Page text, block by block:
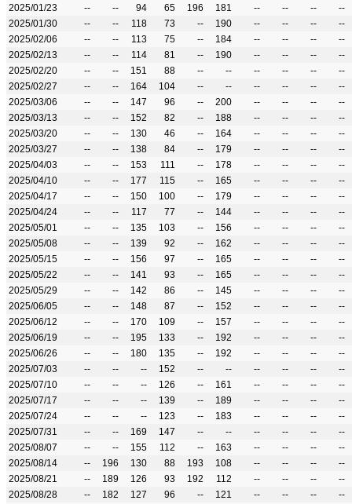
2025/01/23
-- -- 94 65 196 181 -- -- --
--
2025/01/30
-- -- 118 73 -- 190 -- -- --
--
2025/02/06
-- -- 113 75 -- 184 -- -- --
--
2025/02/13
-- -- 114 81 -- 190 -- -- --
--
2025/02/20
-- -- 151 88 -- -- -- -- --
--
2025/02/27
-- -- 164 104 -- -- -- -- --
--
2025/03/06
-- -- 147 96 -- 200 -- -- --
--
2025/03/13
-- -- 152 82 -- 188 -- -- --
--
2025/03/20
-- -- 130 46 -- 164 -- -- --
--
2025/03/27
-- -- 138 84 -- 179 -- -- --
--
2025/04/03
-- -- 153 111 -- 178 -- -- --
--
2025/04/10
-- -- 177 115 -- 165 -- -- --
--
2025/04/17
-- -- 150 100 -- 179 -- -- --
--
2025/04/24
-- -- 117 77 -- 144 -- -- --
--
2025/05/01
-- -- 135 103 -- 156 -- -- --
--
2025/05/08
-- -- 139 92 -- 162 -- -- --
--
2025/05/15
-- -- 156 97 -- 165 -- -- --
--
2025/05/22
-- -- 141 93 -- 165 -- -- --
--
2025/05/29
-- -- 142 86 -- 145 -- -- --
--
2025/06/05
-- -- 148 87 -- 152 -- -- --
--
2025/06/12
-- -- 170 109 -- 157 -- -- --
--
2025/06/19
-- -- 195 133 -- 192 -- -- --
--
2025/06/26
-- -- 180 135 -- 192 -- -- --
--
2025/07/03
-- -- -- 152 -- -- -- -- --
--
2025/07/10
-- -- -- 126 -- 161 -- -- --
--
2025/07/17
-- -- -- 139 -- 189 -- -- --
--
2025/07/24
-- -- -- 123 -- 183 -- -- --
--
2025/07/31
-- -- 169 147 -- -- -- -- --
--
2025/08/07
-- -- 155 112 -- 163 -- -- --
--
2025/08/14
-- 196 130 88 193 108 -- -- --
--
2025/08/21
-- 189 126 93 192 112 -- -- --
--
2025/08/28
-- 182 127 96 -- 121 -- -- --
--